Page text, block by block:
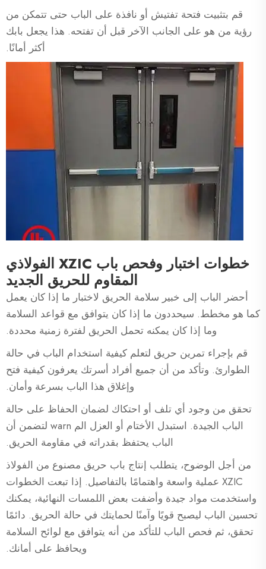
قم بتثبيت فتحة تفتيش أو نافذة على الباب حتى تتمكن من
رؤية من هو على الجانب الآخر قبل أن تفتحه. هذا يجعل بابك
أكثر أمانًا.
خطوات اختبار وفحص باب XZIC الفولاذي
المقاوم للحريق الجديد
أحضر الباب إلى خبير سلامة الحريق لاختبار ما إذا كان يعمل
كما هو مخطط. سيحددون ما إذا كان يتوافق مع قواعد السلامة
وما إذا كان يمكنه تحمل الحريق لفترة زمنية محددة.
قم بإجراء تمرين حريق لتعلم كيفية استخدام الباب في حالة
الطوارئ. وتأكد من أن جميع أفراد أسرتك يعرفون كيفية فتح
وإغلاق هذا الباب بسرعة وأمان.
تحقق من وجود أي تلف أو احتكاك لضمان الحفاظ على حالة
الباب الجيدة. استبدل الأختام أو العزل الم warn لتضمن أن
الباب يحتفظ بقدراته في مقاومة الحريق.
من أجل الوضوح، يتطلب إنتاج باب حريق مصنوع من الفولاذ
XZIC عملية واسعة واهتمامًا بالتفاصيل. إذا تبعت الخطوات
واستخدمت مواد جيدة وأضفت بعض اللمسات النهائية، يمكنك
تحسين الباب ليصبح قويًا وآمنًا لحمايتك في حالة الحريق. دائمًا
تحقق، ثم فحص الباب للتأكد من أنه يتوافق مع لوائح السلامة
ويحافظ على أمانك.